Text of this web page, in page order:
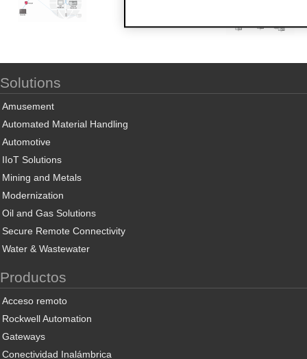
Solutions
Amusement
Automated Material Handling
Automotive
IIoT Solutions
Mining and Metals
Modernization
Oil and Gas Solutions
Secure Remote Connectivity
Water & Wastewater
Productos
Acceso remoto
Rockwell Automation
Gateways
Conectividad Inalámbrica